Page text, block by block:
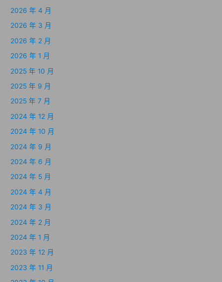
2026 年 4 月
2026 年 3 月
2026 年 2 月
2026 年 1 月
2025 年 10 月
2025 年 9 月
2025 年 7 月
2024 年 12 月
2024 年 10 月
2024 年 9 月
2024 年 6 月
2024 年 5 月
2024 年 4 月
2024 年 3 月
2024 年 2 月
2024 年 1 月
2023 年 12 月
2023 年 11 月